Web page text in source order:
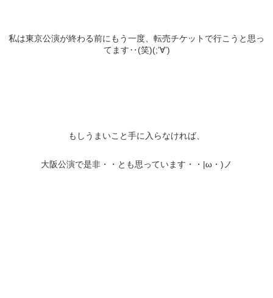
私は東京公演が終わる前にもう一度、転売チケットで行こうと思っ
てます‥(笑)(;’∀’)
もしうまいこと手に入らなければ、
大阪公演で是非・・とも思っています・・|ω・)ノ